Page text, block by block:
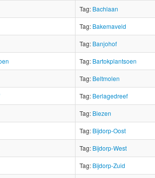
Tag: Bachlaan
Tag: Bakemaveld
Tag: Banjohof
Tag: Bartokplantsoen
Tag: Beltmolen
Tag: Berlagedreef
Tag: Biezen
Tag: Bijdorp-Oost
Tag: Bijdorp-West
Tag: Bijdorp-Zuid